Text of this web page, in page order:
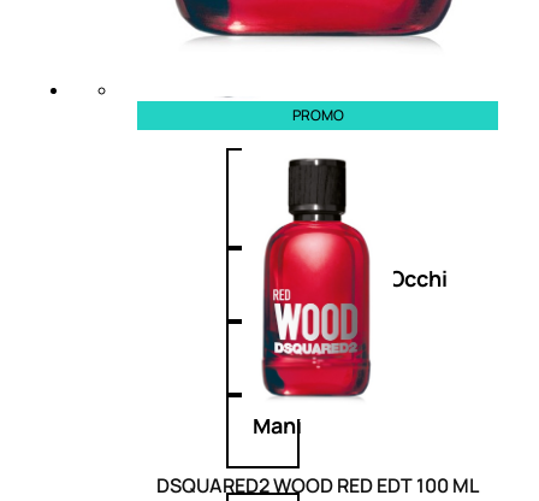
Deodoranti
nature
Viso/Labbra/Occhi
Corpo
Mani
PROMO
DSQUARED2 WOOD RED EDT 100 ML